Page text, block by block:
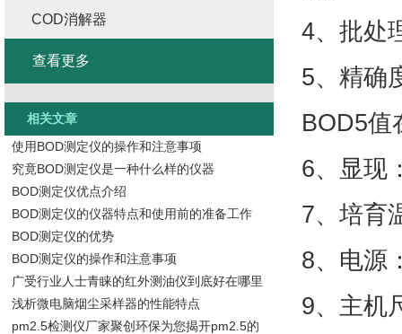
4、批处
5、精确
BOD5值
6、显现
7、培育
8、电源
9、主机
COD消解器
查看更多
相关文章
使用BOD测定仪的操作和注意事项
究竟BOD测定仪是一种什么样的仪器
BOD测定仪优点介绍
BOD测定仪的仪器特点和使用前的准备工作
BOD测定仪的优势
BOD测定仪的操作和注意事项
广受行业人士青睐的红外测油仪到底好在哪里
浅析微电脑烟尘采样器的性能特点
pm2.5检测仪厂家聚创环保为您揭开pm2.5的